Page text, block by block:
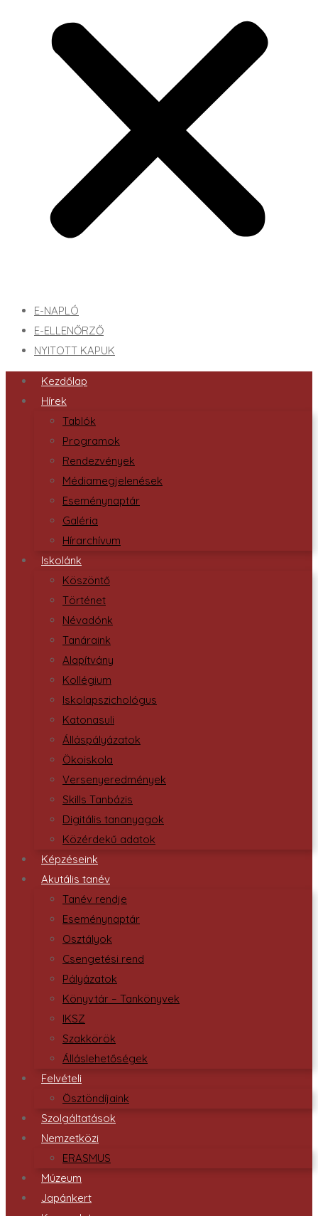
E-NAPLÓ
E-ELLENŐRZŐ
NYITOTT KAPUK
Kezdőlap
Hírek
Tablók
Programok
Rendezvények
Médiamegjelenések
Eseménynaptár
Galéria
Hírarchívum
Iskolánk
Köszöntő
Történet
Névadónk
Tanáraink
Alapítvány
Kollégium
Iskolapszichológus
Katonasuli
Álláspályázatok
Ökoiskola
Versenyeredmények
Skills Tanbázis
Digitális tananyagok
Közérdekű adatok
Képzéseink
Akutális tanév
Tanév rendje
Eseménynaptár
Osztályok
Csengetési rend
Pályázatok
Könyvtár – Tankönyvek
IKSZ
Szakkörök
Álláslehetőségek
Felvételi
Ösztöndíjaink
Szolgáltatások
Nemzetközi
ERASMUS
Múzeum
Japánkert